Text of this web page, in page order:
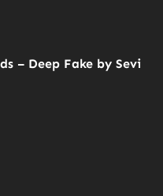
– Deep Fake by Sevi